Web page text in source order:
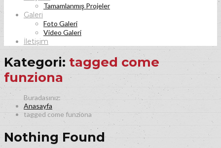
Tamamlanmış Projeler
Galeri
Foto Galeri
Video Galeri
İletişim
Kategori: tagged come
funziona
Anasayfa
tagged come funziona
Nothing Found